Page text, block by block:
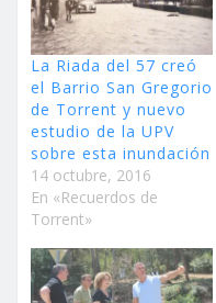
La Riada del 57 creó
el Barrio San Gregorio
de Torrent y nuevo
estudio de la UPV
sobre esta inundación
14 octubre, 2016
En «Recuerdos de
Torrent»